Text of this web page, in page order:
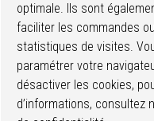
Accéder à mon compte
Ma wishlist
optimale. Ils sont
faciliter les commandes
statistiques de visites.
paramétrer votre
désactiver les cookies,
d’informations, consultez